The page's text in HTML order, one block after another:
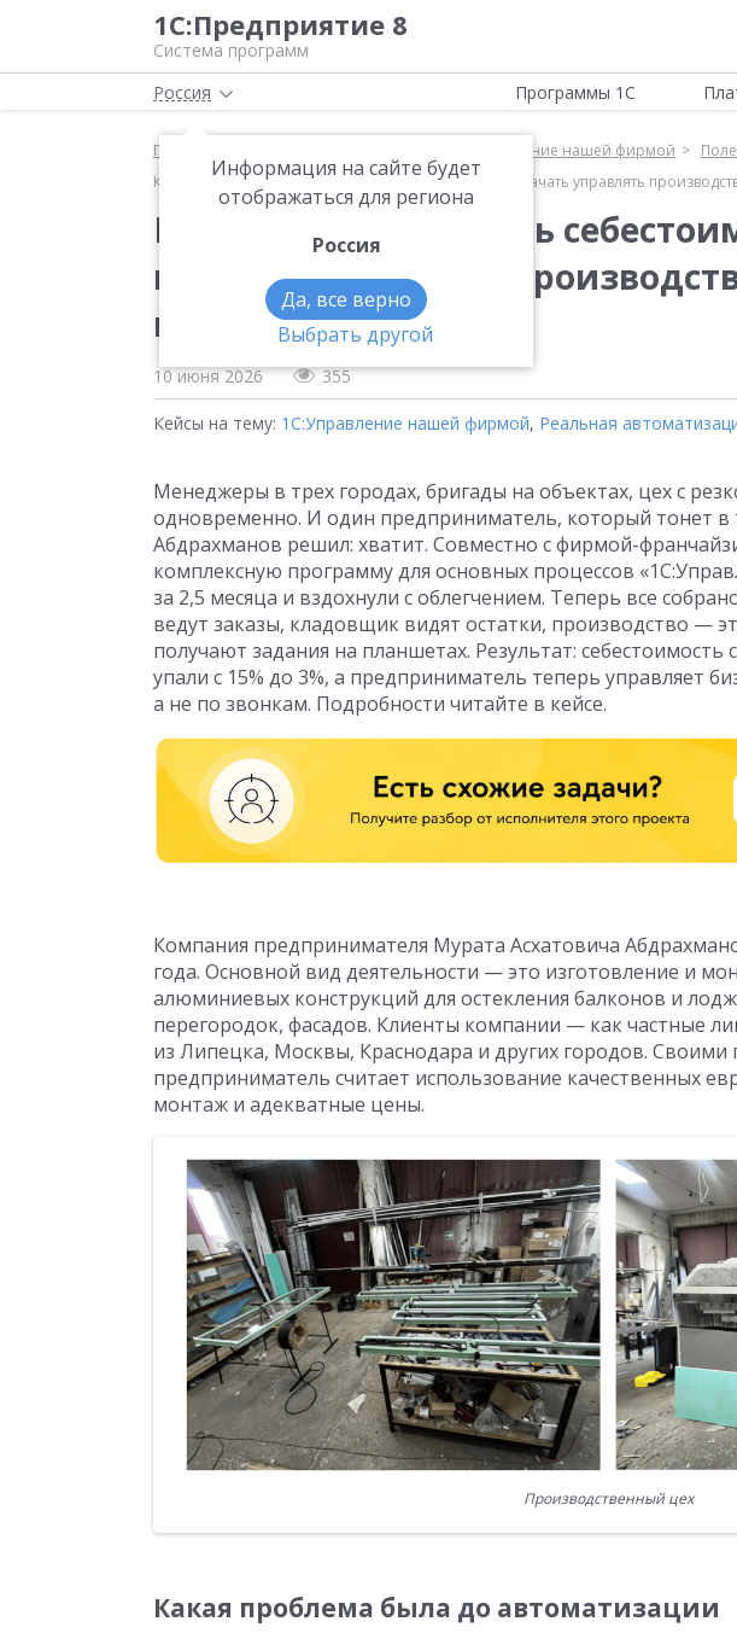
1С:Предприятие 8
Система программ
Россия
Информация на сайте будет
отображаться для региона
Россия
Да, все верно
Выбрать другой
Программы 1С
Главная 1С:Управление нашей фирмой
Как перестать считать себестоимость в таблицах и начать управлять
Как перестать считать
и начать управлять
помощью 1С:УНФ
10 июня 2026 355
Кейсы на тему: 1С:Управление нашей фирмой, Реальная
Менеджеры в трех городах, бригады на объектах, цех с
одновременно. И один предприниматель, который тонет в
Абдрахманов решил: хватит. Совместно с фирмой-
комплексную программу для основных процессов
за 2,5 месяца и вздохнули с облегчением. Теперь все
ведут заказы, кладовщик видят остатки, производство —
получают задания на планшетах. Результат: себестоимость
упали с 15% до 3%, а предприниматель теперь управляет
а не по звонкам. Подробности читайте в кейсе.
Компания предпринимателя Мурата Асхатовича
года. Основной вид деятельности — это изготовление и
алюминиевых конструкций для остекления балконов и
перегородок, фасадов. Клиенты компании — как частные
из Липецка, Москвы, Краснодара и других городов.
предприниматель считает использование качественных
монтаж и адекватные цены.
Производственный цех
Какая проблема была до автоматизации